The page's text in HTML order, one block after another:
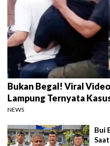
Bukan Begal! Viral
Lampung Ternyata
NEWS
Bui